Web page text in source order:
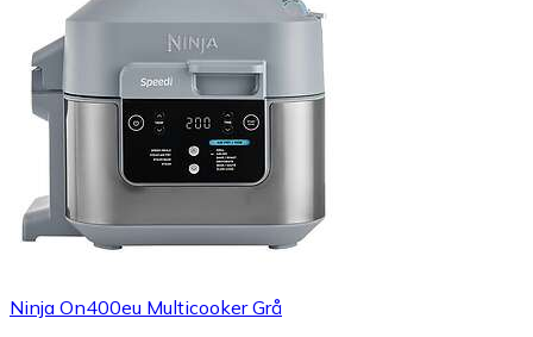
Ninja On400eu Multicooker Grå